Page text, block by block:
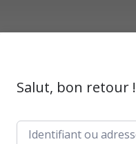
Salut, bon retour !